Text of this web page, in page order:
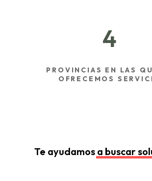
4
PROVINCIAS EN LAS
OFRECEMOS
Te ayudamos a buscar